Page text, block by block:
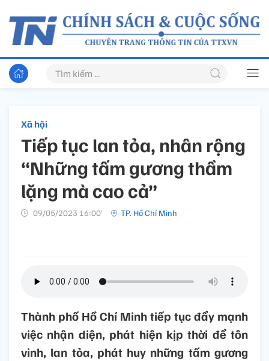
Xã hội
Tiếp tục lan tỏa, nhân rộng
“Những tấm gương thầm
lặng mà cao cả”
09/05/2023 16:00’ TP. Hồ Chí Minh
Thành phố Hồ Chí Minh tiếp tục đẩy mạnh
việc nhận diện, phát hiện kịp thời để tôn
vinh, lan tỏa, phát huy những tấm gương